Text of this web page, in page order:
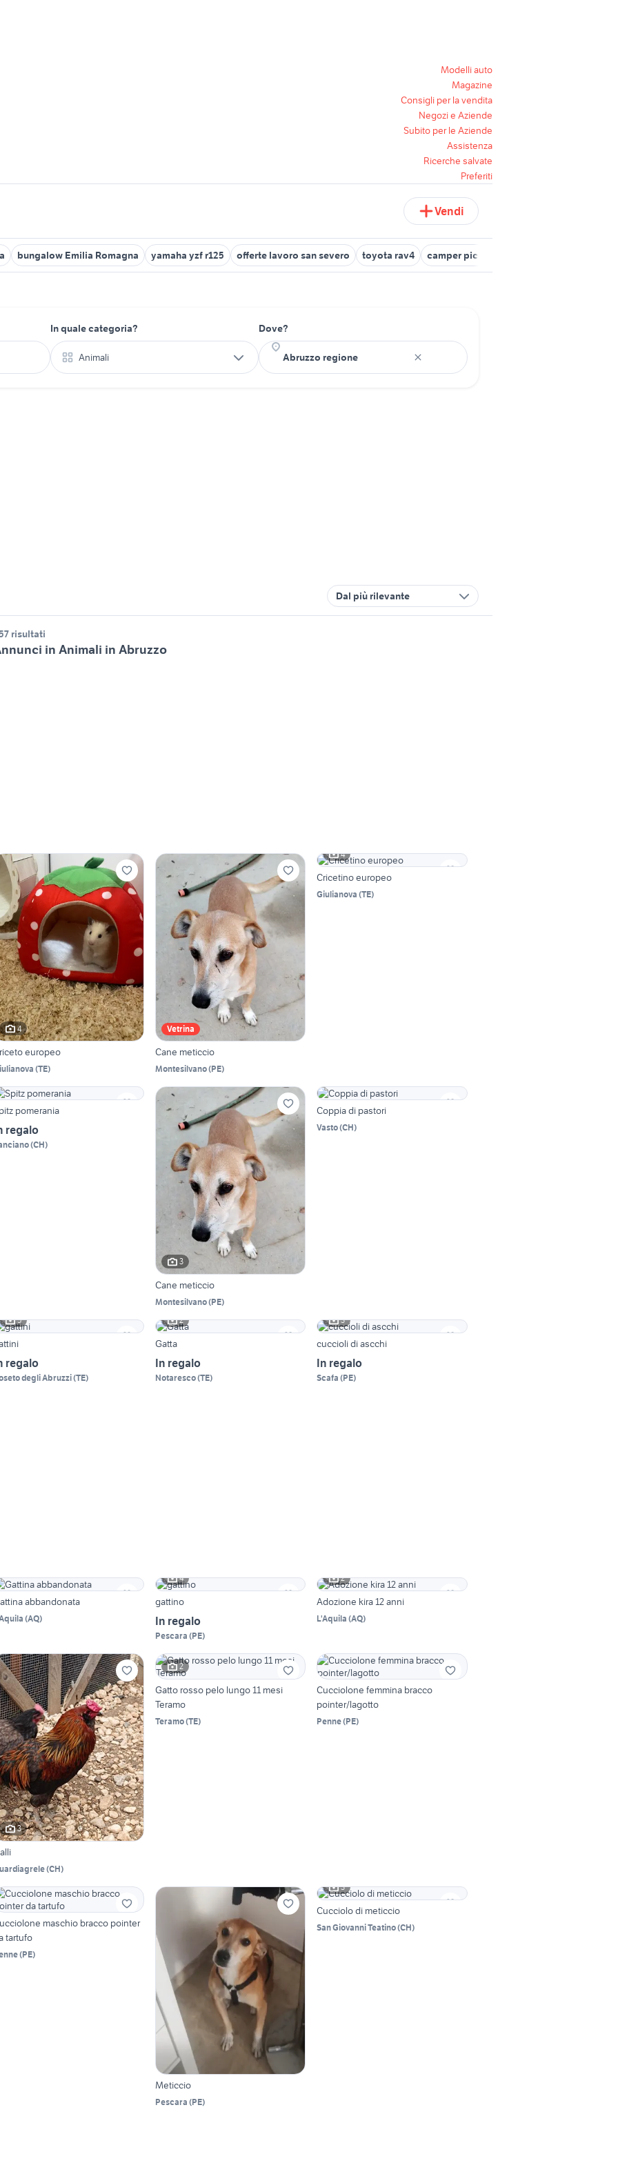
Modelli auto
Magazine
Consigli per la vendita
Negozi e Aziende
Subito per le Aziende
Assistenza
Ricerche salvate
Preferiti
Vendi
bungalow Emilia Romagna yamaha yzf r125 offerte lavoro san severo toyota rav4 camper piccoli
In quale categoria?
Animali
Dove?
Dal più rilevante
risultati
in Animali in Abruzzo
4
europeo
(TE)
Vetrina
Cane meticcio
Montesilvano(PE)
4
Cricetino europeo
Giulianova (TE)
pomerania
regalo
(CH)
3
Cane meticcio
Montesilvano(PE)
Coppia di pastori
Vasto(CH)
5
regalo
degli Abruzzi(TE)
2
Gatta
In regalo
Notaresco(TE)
3
cuccioli di ascchi
In regalo
Scafa (PE)
abbandonata
(AQ)
4
gattino
In regalo
Pescara (PE)
2
Adozione kira 12 anni
L'Aquila (AQ)
3
(CH)
2
Gatto rosso pelo lungo 11 mesi
Teramo
Teramo(TE)
Cucciolone femmina bracco
pointer/lagotto
Penne(PE)
maschio bracco pointer
tartufo
(PE)
Meticcio
Pescara (PE)
3
Cucciolo di meticcio
San Giovanni Teatino(CH)